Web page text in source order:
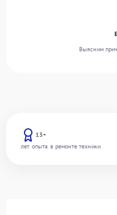
13+
лет опыта в ремонте техники
Выясним